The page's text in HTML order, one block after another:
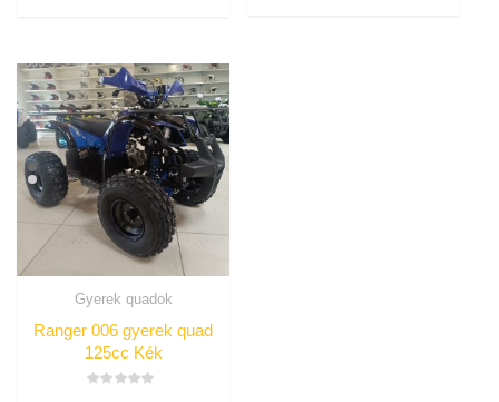
Gyerek quadok
Ranger 006 gyerek quad
125cc Kék